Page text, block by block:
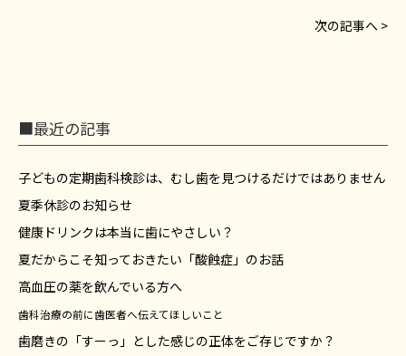
次の記事へ >
■最近の記事
子どもの定期歯科検診は、むし歯を見つけるだけではありません
夏季休診のお知らせ
健康ドリンクは本当に歯にやさしい？
夏だからこそ知っておきたい「酸蝕症」のお話
高血圧の薬を飲んでいる方へ
歯科治療の前に歯医者へ伝えてほしいこと
歯磨きの「すーっ」とした感じの正体をご存じですか？